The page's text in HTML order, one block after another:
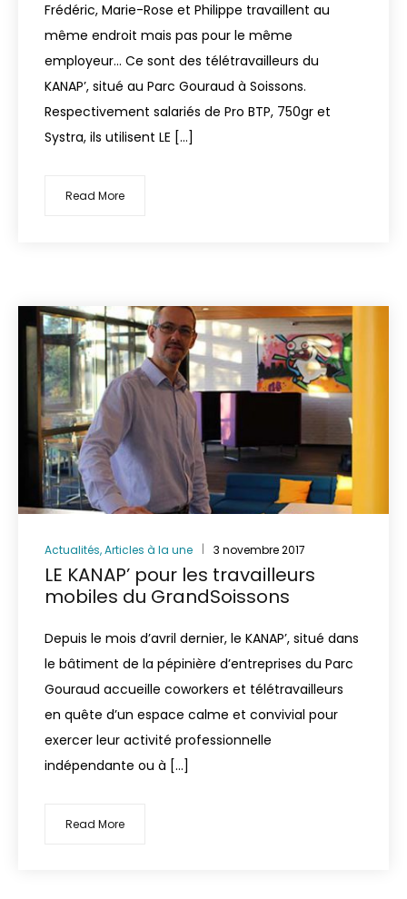
Frédéric, Marie-Rose et Philippe travaillent au
même endroit mais pas pour le même
employeur… Ce sont des télétravailleurs du
KANAP’, situé au Parc Gouraud à Soissons.
Respectivement salariés de Pro BTP, 750gr et
Systra, ils utilisent LE […]
Read More
Actualités,Articles à la une 3 novembre 2017
LE KANAP’ pour les travailleurs
mobiles du GrandSoissons
Depuis le mois d’avril dernier, le KANAP’, situé dans
le bâtiment de la pépinière d’entreprises du Parc
Gouraud accueille coworkers et télétravailleurs
en quête d’un espace calme et convivial pour
exercer leur activité professionnelle
indépendante ou à […]
Read More